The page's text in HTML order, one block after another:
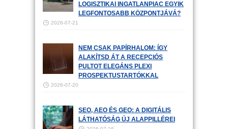
LOGISZTIKAI INGATLANPIAC EGYIK
LEGFONTOSABB KÖZPONTJÁVÁ?
2026-07-21
NEM CSAK PAPÍRHALOM: ÍGY
ALAKÍTSD ÁT A RECEPCIÓS
PULTOT ELEGÁNS PLEXI
PROSPEKTUSTARTÓKKAL
2026-07-20
SEO, AEO ÉS GEO: A DIGITÁLIS
LÁTHATÓSÁG ÚJ ALAPPILLÉREI